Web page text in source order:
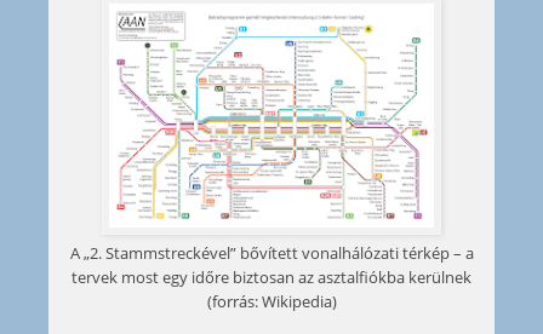
A „2. Stammstreckével” bővített vonalhálózati térkép – a
tervek most egy időre biztosan az asztalfiókba kerülnek
(forrás: Wikipedia)